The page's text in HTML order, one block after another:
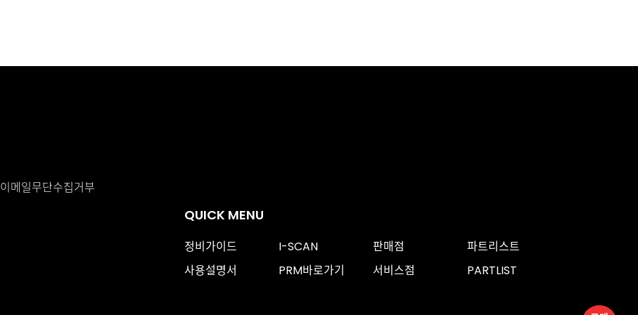
이메일무단수집거부
QUICK MENU
정비가이드 I-SCAN 판매점
파트리스트
사용설명서
PRM바로가기 서비스점 PARTLIST